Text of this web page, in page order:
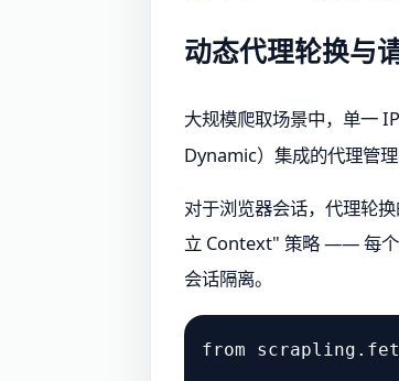
动态代理轮换与
大规模爬取场景中，单一
Dynamic）集成的代理管
对于浏览器会话，代理轮
立 Context" 策略 —— 每个
会话隔离。
from